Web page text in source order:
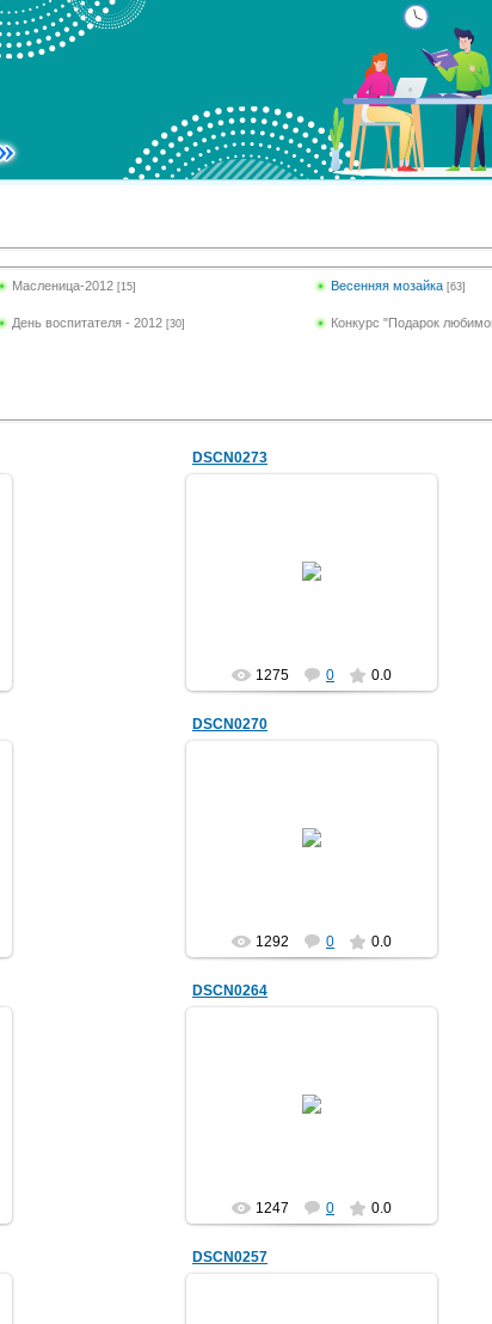
Масленица-2012 [15] Весенняя мозайка [63]
День воспитателя - 2012 [30] Конкурс "Подарок
DSCN0273
1275 0 0.0
DSCN0270
1292 0 0.0
DSCN0264
1247 0 0.0
DSCN0257